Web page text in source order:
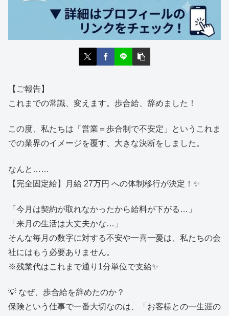
【ご報告】
これまでの常識、変えます。歩合給、辞めました！
この度、私たちは「営業＝歩合制で不安定」というこれま
での業界のイメージを覆す、大きな決断をしました。
なんと……
【完全固定給】月給 27万円 への体制移行が決定！✨
「今月は契約が取れなかったから給料が下がる…」
「来月の生活は大丈夫かな…」
そんな毎月の数字に対する不安や一喜一憂は、私たちの会
社にはもう必要ありません。
※残業代はこれまで通り1分単位で支給✨
💡 なぜ、歩合給を辞めたのか？
保険という仕事で一番大切なのは、「お客様との一生涯の